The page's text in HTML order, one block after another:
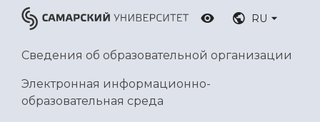
RU
Сведения об образовательной организации
Электронная информационно-
образовательная среда